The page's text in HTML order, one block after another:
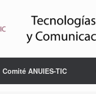
Comité ANUIES-TIC